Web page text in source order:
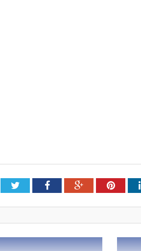
TwitterFacebookGoogle+